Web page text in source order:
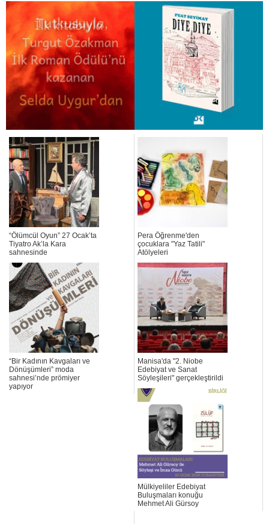
“Ölümcül Oyun” 27 Ocak’ta
Tiyatro Ak’la Kara
sahnesinde
Pera Öğrenme'den
çocuklara "Yaz Tatili"
Atölyeleri
“Bir Kadının Kavgaları ve
Dönüşümleri” moda
sahnesi’nde prömiyer
yapıyor
Manisa'da "2. Niobe
Edebiyat ve Sanat
Söyleşileri" gerçekleştirildi
Mülkiyeliler Edebiyat
Buluşmaları konuğu
Mehmet Ali Gürsoy